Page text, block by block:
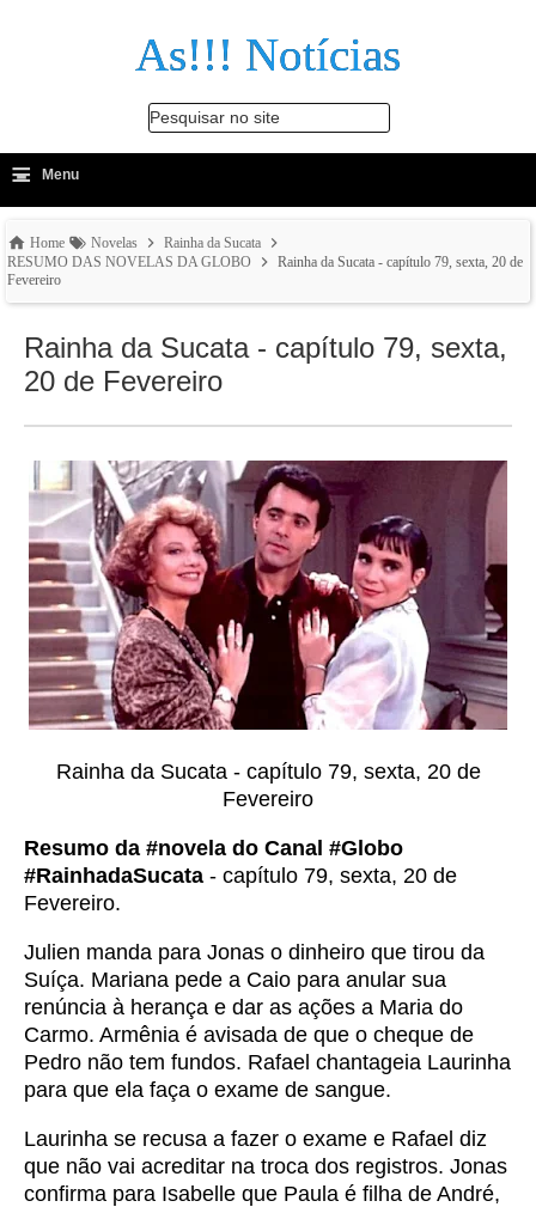
As!!! Notícias
Pesquisar no site
-
≡ Menu
Home Novelas
Rainha da Sucata
RESUMO DAS NOVELAS DA GLOBO
Rainha da Sucata - capítulo 79, sexta, 20 de
Fevereiro
Rainha da Sucata - capítulo 79, sexta,
20 de Fevereiro
Rainha da Sucata - capítulo 79, sexta, 20 de
Fevereiro
Resumo da #novela do Canal #Globo
#RainhadaSucata - capítulo 79, sexta, 20 de
Fevereiro.
Julien manda para Jonas o dinheiro que tirou da
Suíça. Mariana pede a Caio para anular sua
renúncia à herança e dar as ações a Maria do
Carmo. Armênia é avisada de que o cheque de
Pedro não tem fundos. Rafael chantageia Laurinha
para que ela faça o exame de sangue.
Laurinha se recusa a fazer o exame e Rafael diz
que não vai acreditar na troca dos registros. Jonas
confirma para Isabelle que Paula é filha de André,